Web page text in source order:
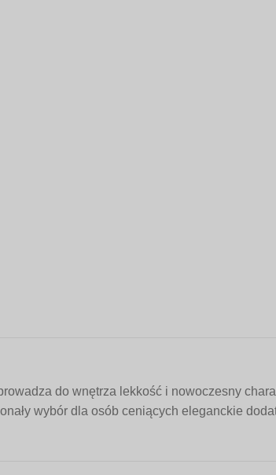
do wnętrza lekkość i nowoczesny
wybór dla osób ceniących eleganckie